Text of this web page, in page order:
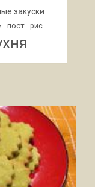
закуски
пост рис